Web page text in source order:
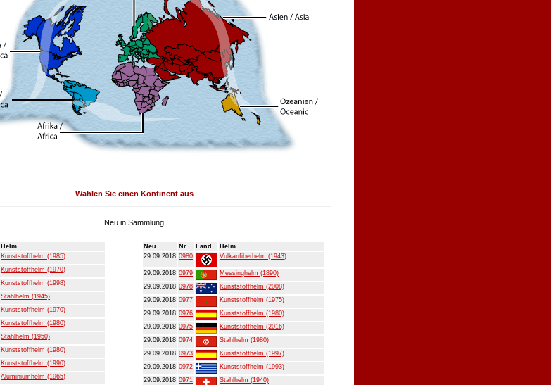
Wählen Sie einen Kontinent aus
Neu in Sammlung
Helm
Kunststoffhelm (1985)
Kunststoffhelm (1970)
Kunststoffhelm (1998)
Stahlhelm (1945)
Kunststoffhelm (1970)
Kunststoffhelm (1980)
Stahlhelm (1950)
Kunststoffhelm (1980)
Kunststoffhelm (1990)
Aluminiumhelm (1965)
Neu Nr. Land
Helm
29.09.2018 0980 Vulkanfiberhelm (1943)
29.09.2018 0979
Messinghelm (1890)
29.09.2018 0978
Kunststoffhelm (2008)
29.09.2018 0977
Kunststoffhelm (1975)
29.09.2018 0976
Kunststoffhelm (1980)
29.09.2018 0975
Kunststoffhelm (2016)
29.09.2018 0974
Stahlhelm (1980)
29.09.2018 0973
Kunststoffhelm (1997)
29.09.2018 0972
Kunststoffhelm (1993)
29.09.2018 0971
Stahlhelm (1940)